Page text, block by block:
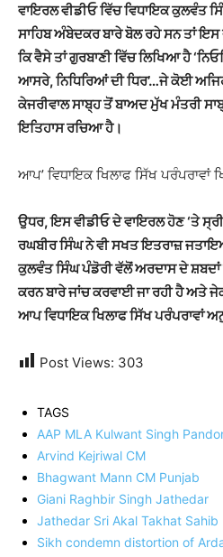
ਵਾਇਰਲ ਵੀਡੀਓ ਵਿੱਚ ਵਿਧਾਇਕ ਕੁਲਵੰਤ
ਸਾਹਿਬ ਅੰਬੇਦਕਰ ਬਾਰੇ ਬੋਲ ਰਹੇ ਸਨ ਤਾਂ ਇਸ
ਕਿ ਵੈਸੇ ਤਾਂ ਗੁਰਬਾਣੀ ਵਿੱਚ ਲਿਖਿਆ ਹੈ
ਆਸਰੇ, ਨਿਧਿਰਿਆਂ ਦੀ ਧਿਰ’…ਜੇ ਕੋਈ
ਕੇਜਰੀਵਾਲ ਸਾਬ੍ਹ ਤੋਂ ਬਾਅਦ ਮੁੱਖ ਮੰਤਰੀ
ਇਤਿਹਾਸ ਰਚਿਆ ਹੈ।
ਆਪ’ ਵਿਧਾਇਕ ਖਿਲਾਫ ਸਿੱਖ ਪਰੰਪਰਾਵਾਂ
ਉਧਰ, ਇਸ ਵੀਡੀਓ ਦੇ ਵਾਇਰਲ ਹੋਣ ‘ਤੇ
ਰਘਬੀਰ ਸਿੰਘ ਨੇ ਵੀ ਸਖਤ ਇਤਰਾਜ਼
ਕੁਲਵੰਤ ਸਿੰਘ ਪੰਡੋਰੀ ਵੱਲੋਂ ਅਰਦਾਸ ਦੇ
ਕਰਨ ਬਾਰੇ ਜਾਂਚ ਕਰਵਾਈ ਜਾ ਰਹੀ ਹੈ ਅਤੇ
ਆਪ ਵਿਧਾਇਕ ਖਿਲਾਫ ਸਿੱਖ ਪਰੰਪਰਾਵਾਂ
Post Views: 303
TAGS
AAP MLA Kulwant Singh
Arvind Kejriwal CM
Bhagwant Mann CM Punjab
Giani Raghbir Singh Jathedar
Jathedar Sri Akal Takhat Sahib
Sikh condemn distortion of